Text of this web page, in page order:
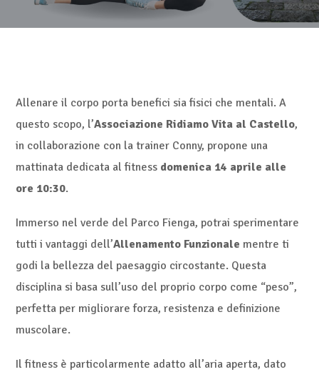
Allenare il corpo porta benefici sia fisici che mentali. A
questo scopo, l’Associazione Ridiamo Vita al Castello,
in collaborazione con la trainer Conny, propone una
mattinata dedicata al fitness domenica 14 aprile alle
ore 10:30.
Immerso nel verde del Parco Fienga, potrai sperimentare
tutti i vantaggi dell’Allenamento Funzionale mentre ti
godi la bellezza del paesaggio circostante. Questa
disciplina si basa sull’uso del proprio corpo come “peso”,
perfetta per migliorare forza, resistenza e definizione
muscolare.
Il fitness è particolarmente adatto all’aria aperta, dato